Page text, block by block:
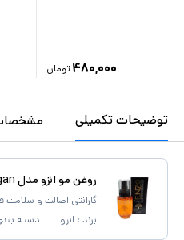
۴۸۰,۰۰۰ تومان
توضیحات تکمیلی
روغن مو انزو مدل Argan حجم ۶۰ میلی لیتر
گارانتی اصالت و سلامت
برند : انزو دسته